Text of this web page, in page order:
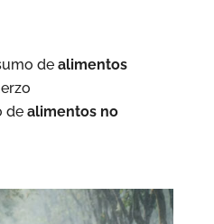
de alimentos
dealimentos no